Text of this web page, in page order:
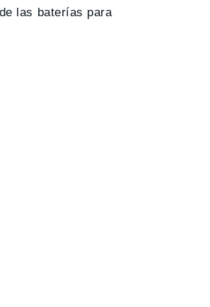
las baterías para